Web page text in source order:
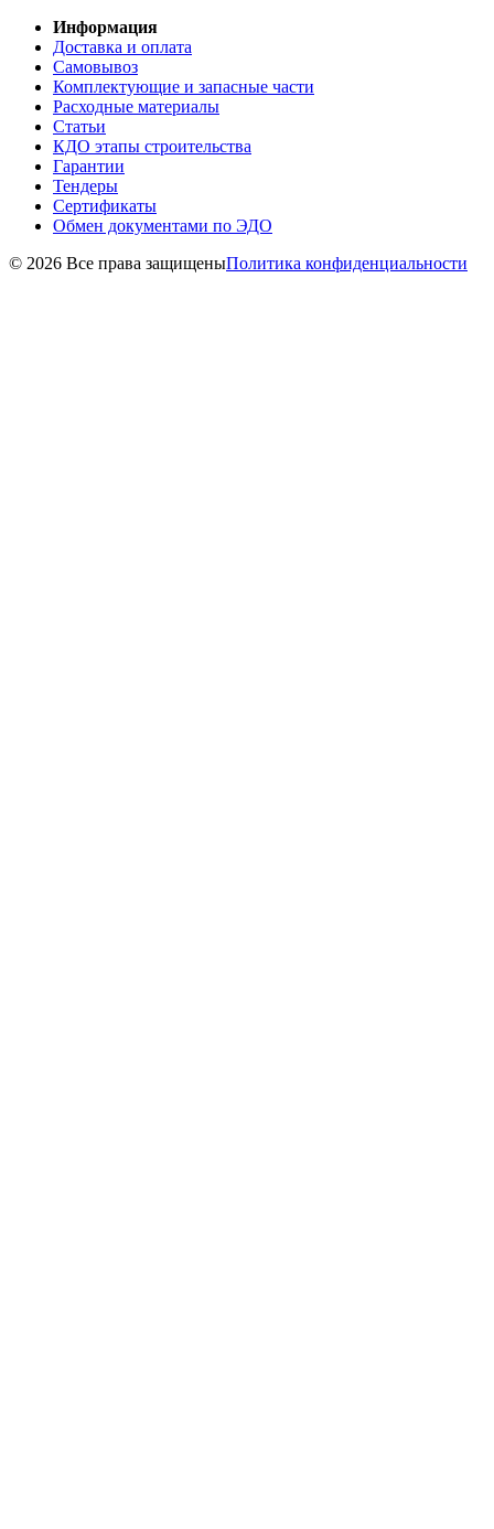
Информация
Доставка и оплата
Самовывоз
Комплектующие и запасные части
Расходные материалы
Статьи
КДО этапы строительства
Гарантии
Тендеры
Сертификаты
Обмен документами по ЭДО
© 2026 Все права защищеныПолитика конфиденциальности